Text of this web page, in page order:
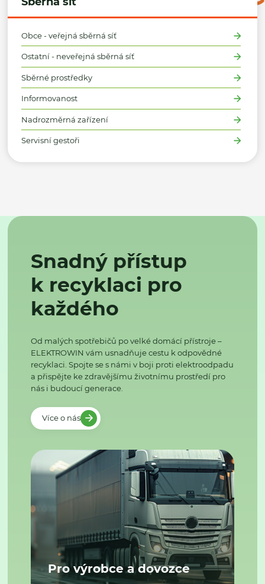
Obce - veřejná sběrná síť
Ostatní - neveřejná sběrná síť
Sběrné prostředky
Informovanost
Nadrozměrná zařízení
Servisní gestoři
Snadný přístup
k recyklaci pro
každého
Od malých spotřebičů po velké domácí přístroje –
ELEKTROWIN vám usnadňuje cestu k odpovědné
recyklaci. Spojte se s námi v boji proti elektroodpadu
a přispějte ke zdravějšímu životnímu prostředí pro
nás i budoucí generace.
Více o nás
Pro výrobce a dovozce